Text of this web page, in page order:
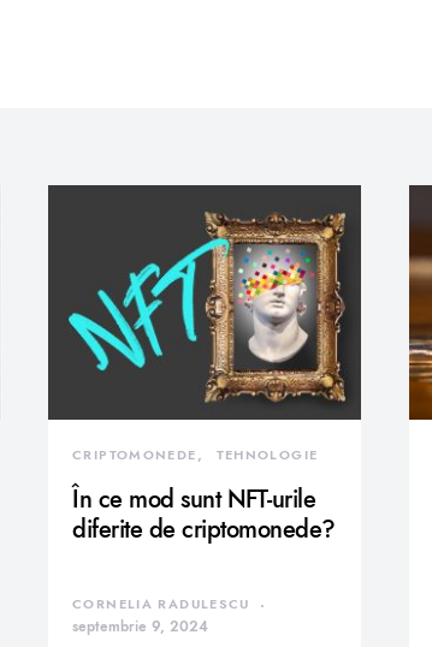
CRIPTOMONEDE TEHNOLOGIE
În ce mod sunt NFT-urile
diferite de criptomonede?
CORNELIA RADULESCU
septembrie 9, 2024